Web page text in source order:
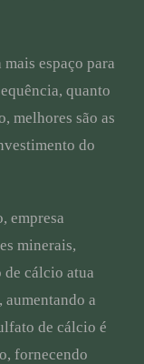
espaço para
quanto
melhores são as
do
empresa
minerais,
cálcio atua
aumentando a
de cálcio é
fornecendo